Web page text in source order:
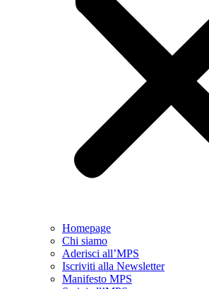
Homepage
Chi siamo
Aderisci all’MPS
Iscriviti alla Newsletter
Manifesto MPS